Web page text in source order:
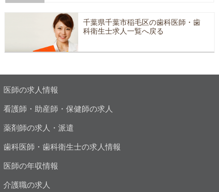
千葉県千葉市稲毛区の歯科医師・歯
科衛生士求人一覧へ戻る
医師の求人情報
看護師・助産師・保健師の求人
薬剤師の求人・派遣
歯科医師・歯科衛生士の求人情報
医師の年収情報
介護職の求人